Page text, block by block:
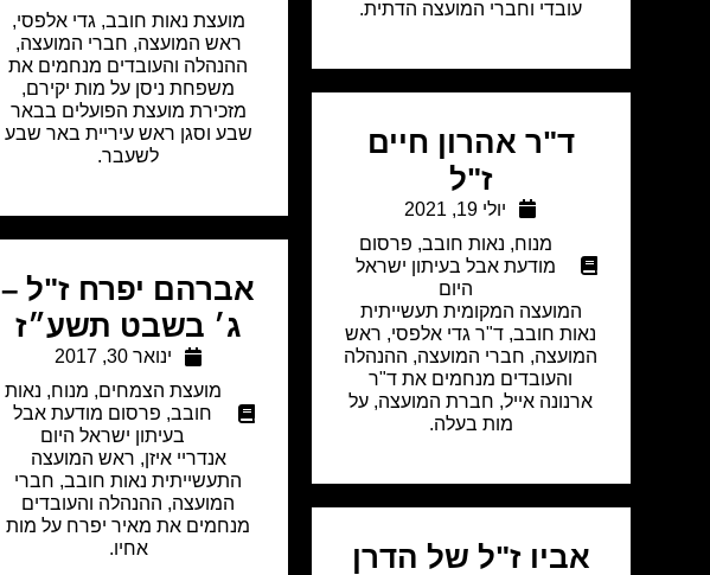
עובדי וחברי המועצה הדתית.
ד"ר אהרון חיים
ז"ל
יולי 19, 2021
מנוח, נאות חובב, פרסום
מודעת אבל בעיתון ישראל
היום
המועצה המקומית תעשייתית
נאות חובב, ד"ר גדי אלפסי, ראש
המועצה, חברי המועצה, ההנהלה
והעובדים מנחמים את ד"ר
ארנונה אייל, חברת המועצה, על
מות בעלה.
אביו ז"ל של הדרן
מועצת נאות חובב, גדי אלפסי,
ראש המועצה, חברי המועצה,
ההנהלה והעובדים מנחמים את
משפחת ניסן על מות יקירם,
מזכירת מועצת הפועלים בבאר
שבע וסגן ראש עיריית באר שבע
לשעבר.
אברהם יפרח ז"ל –
ג׳ בשבט תשע״ז
ינואר 30, 2017
מועצת הצמחים, מנוח, נאות
חובב, פרסום מודעת אבל
בעיתון ישראל היום
אנדריי איזן, ראש המועצה
התעשייתית נאות חובב, חברי
המועצה, ההנהלה והעובדים
מנחמים את מאיר יפרח על מות
אחיו.